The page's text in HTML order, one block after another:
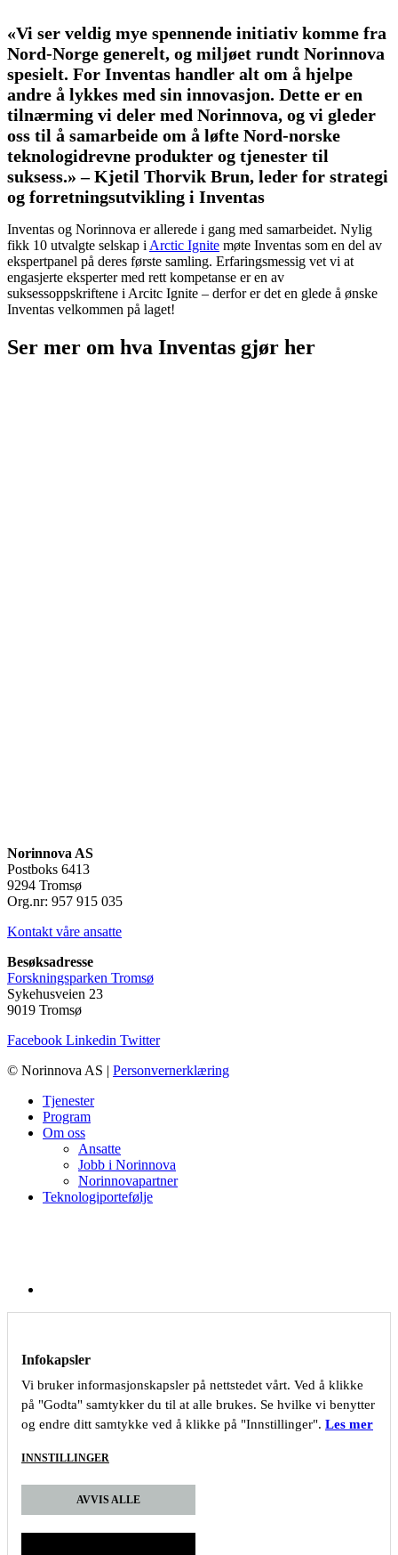
«Vi ser veldig mye spennende initiativ komme fra
Nord-Norge generelt, og miljøet rundt Norinnova
spesielt. For Inventas handler alt om å hjelpe
andre å lykkes med sin innovasjon. Dette er en
tilnærming vi deler med Norinnova, og vi gleder
oss til å samarbeide om å løfte Nord-norske
teknologidrevne produkter og tjenester til
suksess.» – Kjetil Thorvik Brun, leder for strategi
og forretningsutvikling i Inventas
Inventas og Norinnova er allerede i gang med samarbeidet. Nylig
fikk 10 utvalgte selskap i Arctic Ignite møte Inventas som en del av
ekspertpanel på deres første samling. Erfaringsmessig vet vi at
engasjerte eksperter med rett kompetanse er en av
suksessoppskriftene i Arcitc Ignite – derfor er det en glede å ønske
Inventas velkommen på laget!
Ser mer om hva Inventas gjør her
Norinnova AS
Postboks 6413
9294 Tromsø
Org.nr: 957 915 035
Kontakt våre ansatte
Besøksadresse
Forskningsparken Tromsø
Sykehusveien 23
9019 Tromsø
Facebook Linkedin Twitter
© Norinnova AS | Personvernerklæring
Tjenester
Program
Om oss
Ansatte
Jobb i Norinnova
Norinnovapartner
Teknologiportefølje
Infokapsler
Vi bruker informasjonskapsler på nettstedet vårt. Ved å klikke
på "Godta" samtykker du til at alle brukes. Se hvilke vi benytter
og endre ditt samtykke ved å klikke på "Innstillinger". Les mer
INNSTILLINGER
AVVIS ALLE